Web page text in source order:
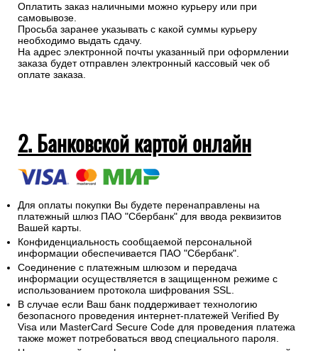
Оплатить заказ наличными можно курьеру или при
самовывозе.
Просьба заранее указывать с какой суммы курьеру
необходимо выдать сдачу.
На адрес электронной почты указанный при оформлении
заказа будет отправлен электронный кассовый чек об
оплате заказа.
2. Банковской картой онлайн
Для оплаты покупки Вы будете перенаправлены на
платежный шлюз ПАО "Сбербанк" для ввода реквизитов
Вашей карты.
Конфиденциальность сообщаемой персональной
информации обеспечивается ПАО "Сбербанк".
Соединение с платежным шлюзом и передача
информации осуществляется в защищенном режиме с
использованием протокола шифрования SSL.
В случае если Ваш банк поддерживает технологию
безопасного проведения интернет-платежей Verified By
Visa или MasterCard Secure Code для проведения платежа
также может потребоваться ввод специального пароля.